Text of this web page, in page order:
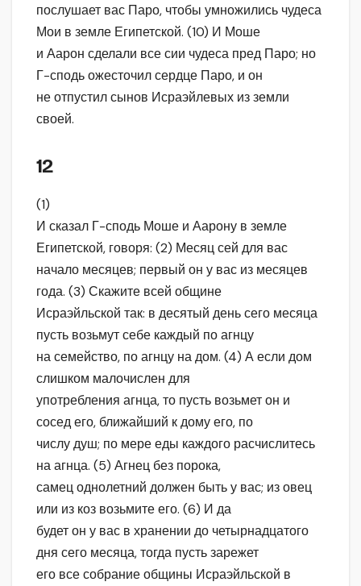
послушает вас Паро, чтобы умножились чудеса
Мои в земле Египетской. (10) И Моше
и Аарон сделали все сии чудеса пред Паро; но
Г-сподь ожесточил сердце Паро, и он
не отпустил сынов Исраэйлевых из земли
своей.
12
(1)
И сказал Г-сподь Моше и Аарону в земле
Египетской, говоря: (2) Месяц сей для вас
начало месяцев; первый он у вас из месяцев
года. (3) Скажите всей общине
Исраэйльской так: в десятый день сего месяца
пусть возьмут себе каждый по агнцу
на семейство, по агнцу на дом. (4) А если дом
слишком малочислен для
употребления агнца, то пусть возьмет он и
сосед его, ближайший к дому его, по
числу душ; по мере еды каждого расчислитесь
на агнца. (5) Агнец без порока,
самец однолетний должен быть у вас; из овец
или из коз возьмите его. (6) И да
будет он у вас в хранении до четырнадцатого
дня сего месяца, тогда пусть зарежет
его все собрание общины Исраэйльской в